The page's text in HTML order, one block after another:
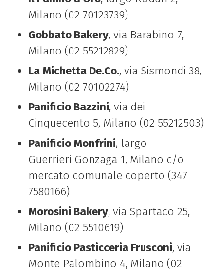
Milano (02 70123739)
Gobbato Bakery, via Barabino 7,
Milano (02 55212829)
La Michetta De.Co., via Sismondi 38,
Milano (02 70102274)
Panificio Bazzini, via dei
Cinquecento 5, Milano (02 55212503)
Panificio Monfrini, largo
Guerrieri Gonzaga 1, Milano c/o
mercato comunale coperto (347
7580166)
Morosini Bakery, via Spartaco 25,
Milano (02 5510619)
Panificio Pasticceria Frusconi, via
Monte Palombino 4, Milano (02